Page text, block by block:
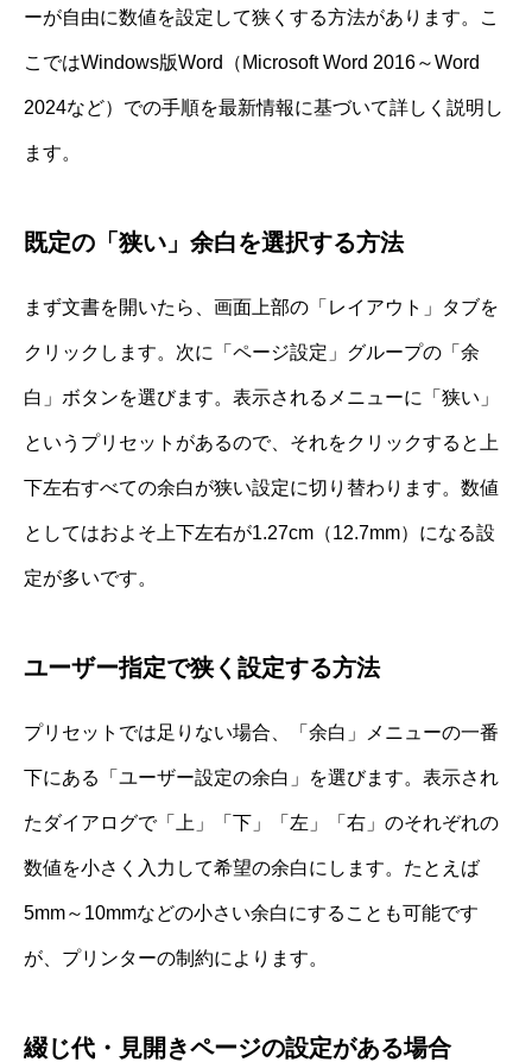
ーが自由に数値を設定して狭くする方法があります。こ
こではWindows版Word（Microsoft Word 2016～Word
2024など）での手順を最新情報に基づいて詳しく説明し
ます。
既定の「狭い」余白を選択する方法
まず文書を開いたら、画面上部の「レイアウト」タブを
クリックします。次に「ページ設定」グループの「余
白」ボタンを選びます。表示されるメニューに「狭い」
というプリセットがあるので、それをクリックすると上
下左右すべての余白が狭い設定に切り替わります。数値
としてはおよそ上下左右が1.27cm（12.7mm）になる設
定が多いです。
ユーザー指定で狭く設定する方法
プリセットでは足りない場合、「余白」メニューの一番
下にある「ユーザー設定の余白」を選びます。表示され
たダイアログで「上」「下」「左」「右」のそれぞれの
数値を小さく入力して希望の余白にします。たとえば
5mm～10mmなどの小さい余白にすることも可能です
が、プリンターの制約によります。
綴じ代・見開きページの設定がある場合